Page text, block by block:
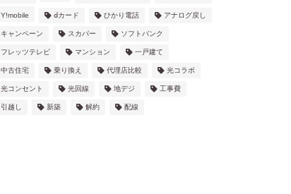
Y!mobile ⅾカード ひかり電話 アナログ戻し
キャンペーン スカパー ソフトバンク
フレッツテレビ マンション 一戸建て
中古住宅 乗り換え 代理店比較 光コラボ
光コンセント 光回線 地デジ 工事費
引越し 新築 解約 配線